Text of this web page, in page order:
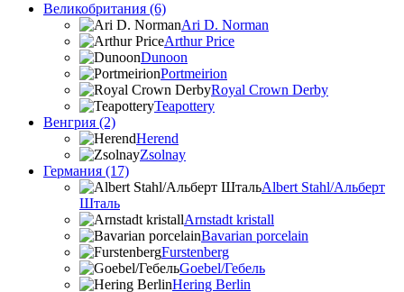
Великобритания (6)
Ari D. Norman
Arthur Price
Dunoon
Portmeirion
Royal Crown Derby
Teapottery
Венгрия (2)
Herend
Zsolnay
Германия (17)
Albert Stahl/Альбеpт
Шталь
Arnstadt kristall
Bavarian porcelain
Furstenberg
Goebel/Гебель
Hering Berlin